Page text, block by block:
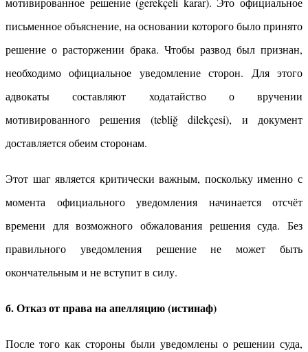
письменное объяснение, на основании которого было принято
решение о расторжении брака. Чтобы развод был признан,
необходимо официальное уведомление сторон. Для этого
адвокаты составляют ходатайство о вручении
мотивированного решения (tebliğ dilekçesi), и документ
доставляется обеим сторонам.
Этот шаг является критически важным, поскольку именно с
момента официального уведомления начинается отсчёт
времени для возможного обжалования решения суда. Без
правильного уведомления решение не может быть
окончательным и не вступит в силу.
б. Отказ от права на апелляцию (истинаф)
После того как стороны были уведомлены о решении суда,